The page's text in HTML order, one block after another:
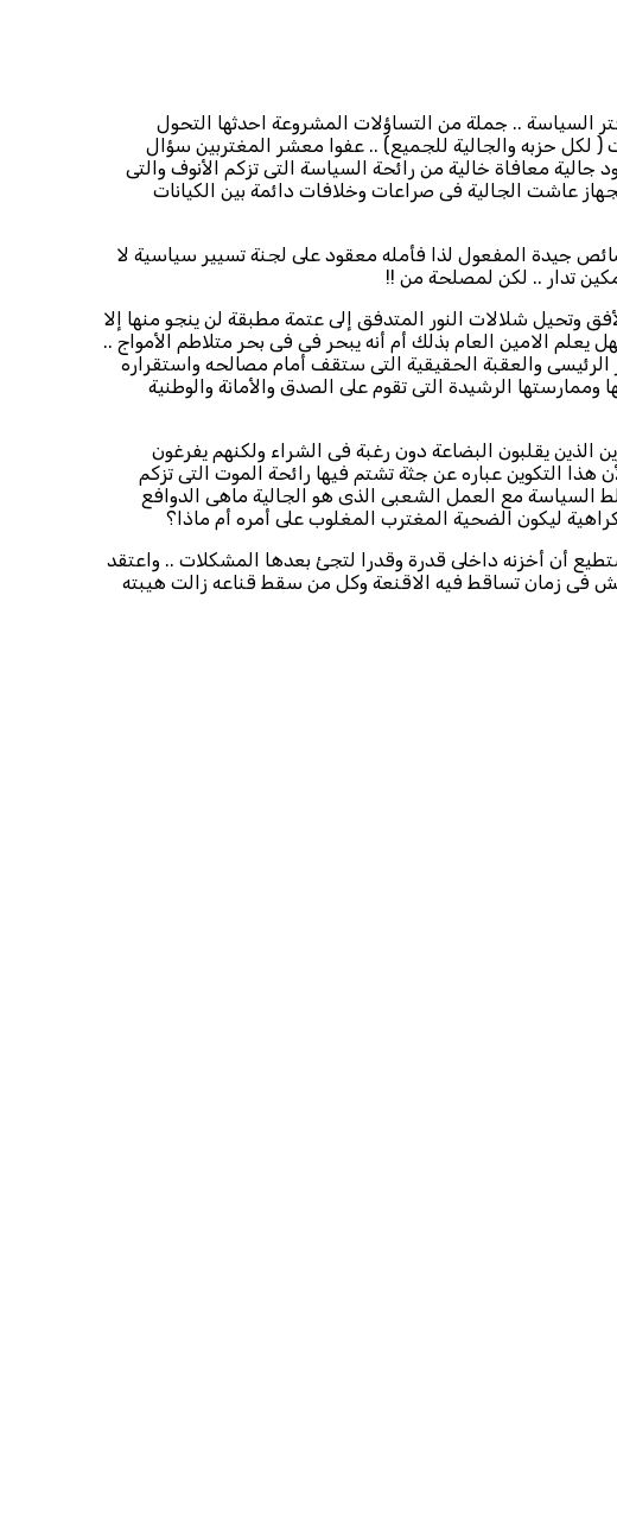
السياسة .. جملة من التساؤلات المشروعة احدثها التحول
( لكل حزبه والجالية للجميع) .. عفوا معشر المغتربين سؤال
معافاة خالية من رائحة السياسة التى تزكم الأنوف والتى
عاشت الجالية فى صراعات وخلافات دائمة بين الكيانات
جيدة المفعول لذا فأمله معقود على لجنة تسيير سياسية لا
تدار .. لكن لمصلحة من !!
وتحيل شلالات النور المتدفق إلى عتمة مطبقة لن ينجو منها إلا
الامين العام بذلك أم أنه يبحر فى فى بحر متلاطم الأمواج ..
والعقبة الحقيقية التى ستقف أمام مصالحه واستقراره
الرشيدة التى تقوم على الصدق والأمانة والوطنية
يقلبون البضاعة دون رغبة فى الشراء ولكنهم يفرغون
التكوين عباره عن جثة تشتم فيها رائحة الموت التى تزكم
السياسة مع العمل الشعبى الذى هو الجالية ماهى الدوافع
ليكون الضحية المغترب المغلوب على أمره أم ماذا؟
أن أخزنه داخلى قدرة وقدرا لتجئ بعدها المشكلات .. واعتقد
فى زمان تساقط فيه الاقنعة وكل من سقط قناعه زالت هيبته